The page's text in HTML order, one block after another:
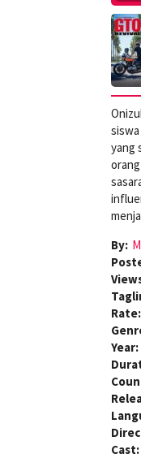
yang
By:
Rate:
Year:
Cast: